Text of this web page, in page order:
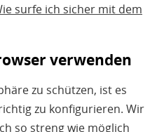
surfe ich sicher mit dem
verwenden
zu schützen, ist es
zu konfigurieren. Wir
so streng wie möglich